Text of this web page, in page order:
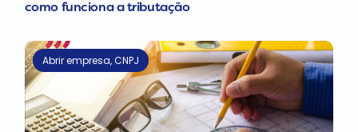
como funciona a tributação
Abrir empresa,CNPJ